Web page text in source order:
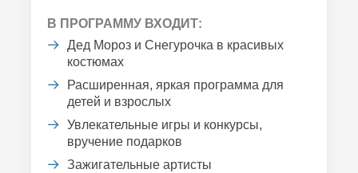
В ПРОГРАММУ ВХОДИТ:
Дед Мороз и Снегурочка в красивых
костюмах
Расширенная, яркая программа для
детей и взрослых
Увлекательные игры и конкурсы,
вручение подарков
Зажигательные артисты